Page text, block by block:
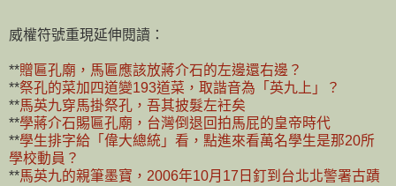
威權符號重現延伸閱讀：
**贈匾孔廟，馬匾應該放蔣介石的左邊還右邊？
**祭孔的菜加四道變193道菜，取諧音為「英九上」？
**馬英九穿馬掛祭孔，吾其披髮左衽矣
**學蔣介石賜匾孔廟，台灣倒退回拍馬屁的皇帝時代
**學生排字給「偉大總統」看，點進來看萬名學生是那20所
學校動員？
**馬英九的親筆墨寶，2006年10月17日釘到台北北警署古蹟